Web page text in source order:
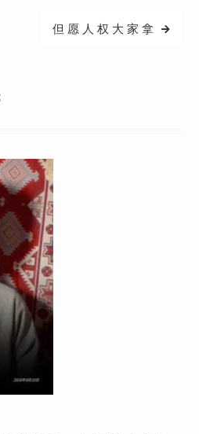
但 愿 人 权 大 家 拿